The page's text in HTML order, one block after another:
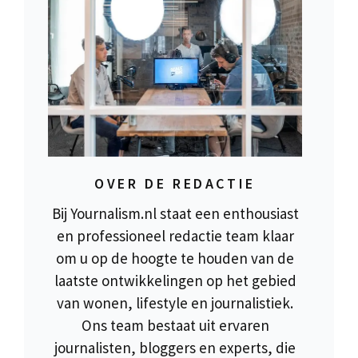
OVER DE REDACTIE
Bij Yournalism.nl staat een enthousiast
en professioneel redactie team klaar
om u op de hoogte te houden van de
laatste ontwikkelingen op het gebied
van wonen, lifestyle en journalistiek.
Ons team bestaat uit ervaren
journalisten, bloggers en experts, die